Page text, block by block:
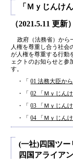
「Ｍｙじんけ
（2021.5.11 更新）
政府（法務省）から
人権を尊重し合う社会
が人権を尊重する行動
ェクトのお知らせと参
す。
・「01 法務大臣か
・「02 「Ｍｙじん
・「03 「Ｍｙじん
・「04 「Ｍｙじん
(一社)四国ツー
四国アライア